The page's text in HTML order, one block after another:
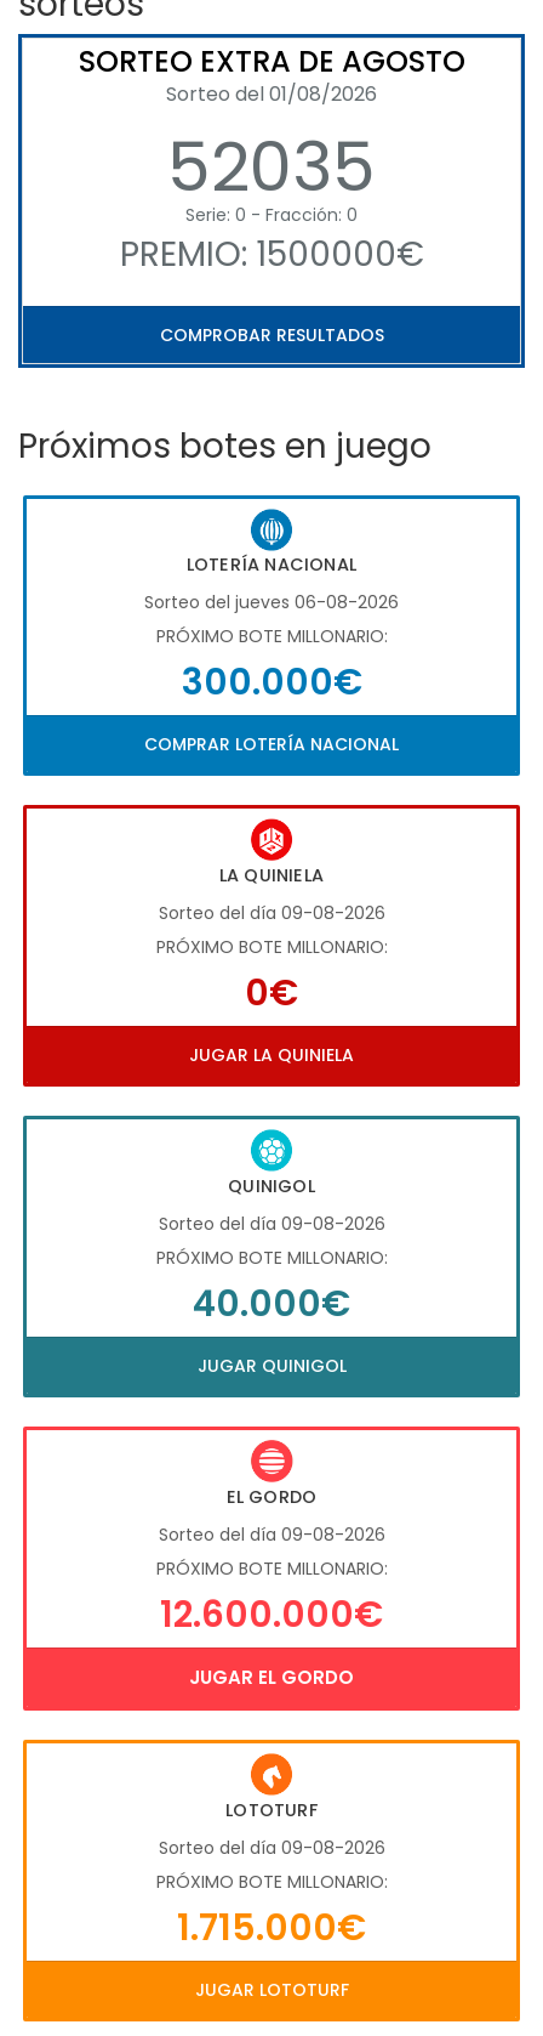
SORTEO EXTRA DE AGOSTO
Sorteo del 01/08/2026
52035
Serie: 0 - Fracción: 0
PREMIO: 1500000€
COMPROBAR RESULTADOS
Próximos botes en juego
LOTERÍA NACIONAL
Sorteo del jueves 06-08-2026
PRÓXIMO BOTE MILLONARIO:
300.000€
COMPRAR LOTERÍA NACIONAL
LA QUINIELA
Sorteo del día 09-08-2026
PRÓXIMO BOTE MILLONARIO:
0€
JUGAR LA QUINIELA
QUINIGOL
Sorteo del día 09-08-2026
PRÓXIMO BOTE MILLONARIO:
40.000€
JUGAR QUINIGOL
EL GORDO
Sorteo del día 09-08-2026
PRÓXIMO BOTE MILLONARIO:
12.600.000€
JUGAR EL GORDO
LOTOTURF
Sorteo del día 09-08-2026
PRÓXIMO BOTE MILLONARIO:
1.715.000€
JUGAR LOTOTURF